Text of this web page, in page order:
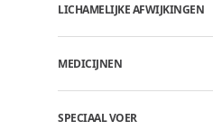
LICHAMELIJKE AFWIJKINGEN
MEDICIJNEN
SPECIAAL VOER